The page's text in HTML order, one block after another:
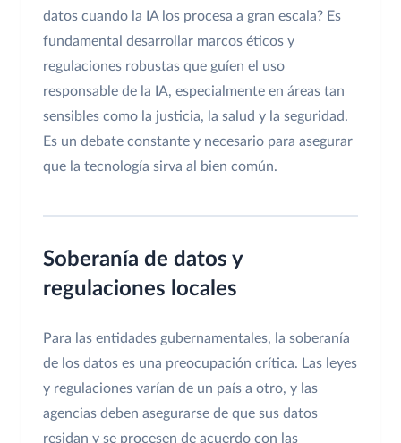
datos cuando la IA los procesa a gran escala? Es
fundamental desarrollar marcos éticos y
regulaciones robustas que guíen el uso
responsable de la IA, especialmente en áreas tan
sensibles como la justicia, la salud y la seguridad.
Es un debate constante y necesario para asegurar
que la tecnología sirva al bien común.
Soberanía de datos y
regulaciones locales
Para las entidades gubernamentales, la soberanía
de los datos es una preocupación crítica. Las leyes
y regulaciones varían de un país a otro, y las
agencias deben asegurarse de que sus datos
residan y se procesen de acuerdo con las